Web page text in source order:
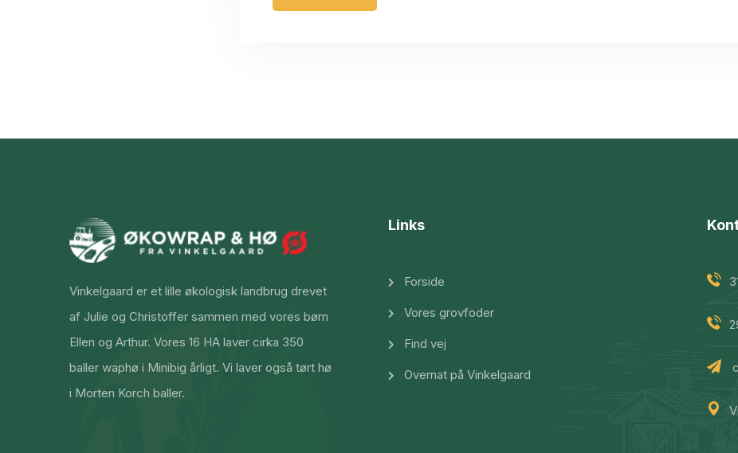
Vinkelgaard er et lille økologisk landbrug drevet
af Julie og Christoffer sammen med vores børn
Ellen og Arthur. Vores 16 HA laver cirka 350
baller waphø i Minibig årligt. Vi laver også tørt hø
i Morten Korch baller.
Links
Forside
Vores grovfoder
Find vej
Overnat på Vinkelgaard